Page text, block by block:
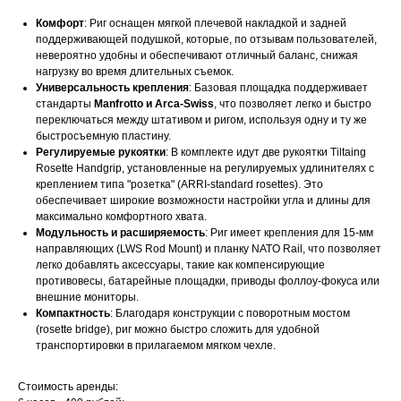
Комфорт: Риг оснащен мягкой плечевой накладкой и задней
поддерживающей подушкой, которые, по отзывам пользователей,
невероятно удобны и обеспечивают отличный баланс, снижая
нагрузку во время длительных съемок.
Универсальность крепления: Базовая площадка поддерживает
стандарты Manfrotto и Arca-Swiss , что позволяет легко и быстро
переключаться между штативом и ригом, используя одну и ту же
быстросъемную пластину.
Регулируемые рукоятки: В комплекте идут две рукоятки Tiltaing
Rosette Handgrip, установленные на регулируемых удлинителях с
креплением типа "розетка" (ARRI-standard rosettes). Это
обеспечивает широкие возможности настройки угла и длины для
максимально комфортного хвата.
Модульность и расширяемость: Риг имеет крепления для 15-мм
направляющих (LWS Rod Mount) и планку NATO Rail, что позволяет
легко добавлять аксессуары, такие как компенсирующие
противовесы, батарейные площадки, приводы фоллоу-фокуса или
внешние мониторы.
Компактность: Благодаря конструкции с поворотным мостом
(rosette bridge), риг можно быстро сложить для удобной
транспортировки в прилагаемом мягком чехле.
Стоимость аренды: